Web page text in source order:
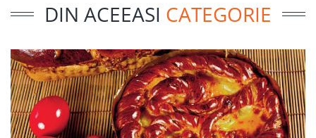
DIN ACEEASI CATEGORIE